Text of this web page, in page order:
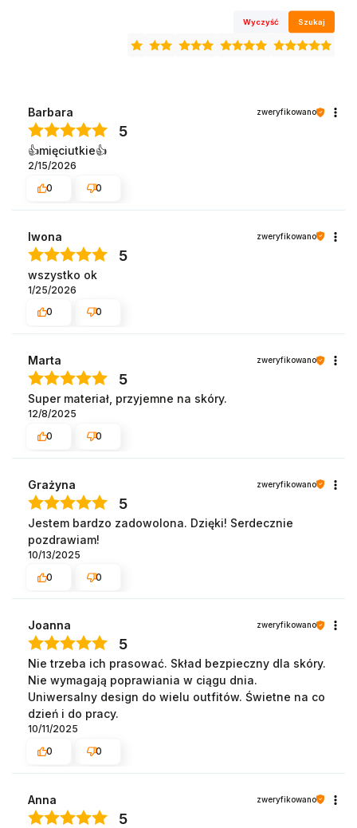
Wyczyść Szukaj
Barbara zweryfikowano
5
👍️mięciutkie👍️
2/15/2026
0
0
Iwona zweryfikowano
5
wszystko ok
1/25/2026
0
0
Marta zweryfikowano
5
Super materiał, przyjemne na skóry.
12/8/2025
0
0
Grażyna zweryfikowano
5
Jestem bardzo zadowolona. Dzięki! Serdecznie
pozdrawiam!
10/13/2025
0
0
Joanna zweryfikowano
5
Nie trzeba ich prasować. Skład bezpieczny dla skóry.
Nie wymagają poprawiania w ciągu dnia.
Uniwersalny design do wielu outfitów. Świetne na co
dzień i do pracy.
10/11/2025
0
0
Anna zweryfikowano
5